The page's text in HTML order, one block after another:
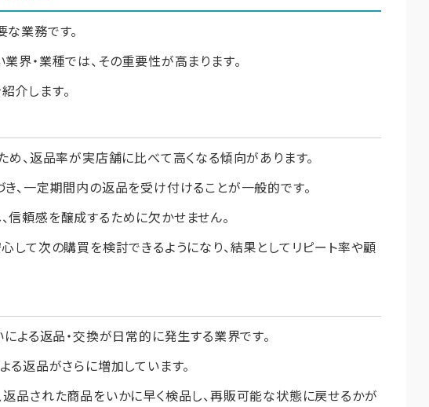
業務です。
界・業種では、その重要性が高まります。
介します。
、返品率が実店舗に比べて高くなる傾向があります。
、一定期間内の返品を受け付けることが一般的です。
頼感を醸成するために欠かせません。
して次の購買を検討できるようになり、結果としてリピート率や顧
よる返品・交換が日常的に発生する業界です。
る返品がさらに増加しています。
品された商品をいかに早く検品し、再販可能な状態に戻せるかが